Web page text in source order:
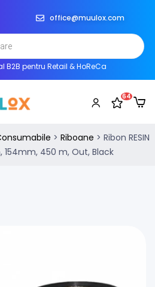
office@muulox.com
B2B pentru Retail & HoReCa
64
> Riboane > Ribon RESIN
154mm, 450 m, Out, Black